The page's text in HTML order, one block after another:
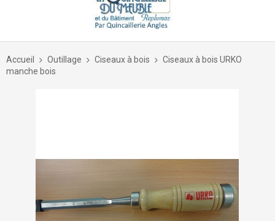
Allez
contenu
Accueil Outillage Ciseaux à bois
Ciseaux à bois URKO
manche bois